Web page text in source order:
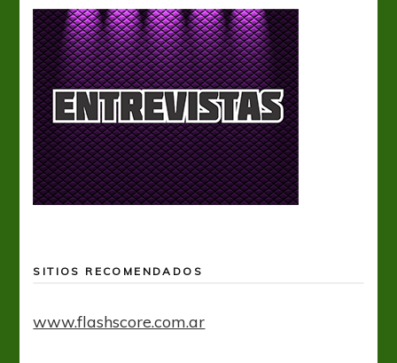
SITIOS RECOMENDADOS
www.flashscore.com.ar